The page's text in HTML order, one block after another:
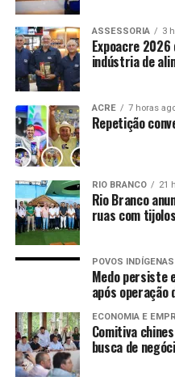
ASSESSORIA 3
Expoacre
indústria de
ACRE 7 horas
Repetição
RIO BRANCO 21
Rio Branco
ruas com
POVOS INDÍGENAS
Medo persiste
após operação
ECONOMIA E
Comitiva
busca de